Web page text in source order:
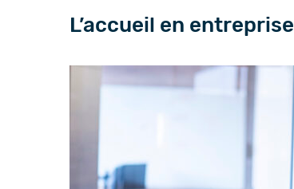
L’accueil en entreprise